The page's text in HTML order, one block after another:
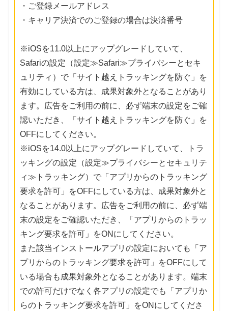
・ご登録メールアドレス
・キャリア決済でのご登録の場合は決済番号
※iOSを11.0以上にアップグレードしていて、
Safariの設定（設定≫Safari≫プライバシーとセキ
ュリティ）で「サイト越えトラッキングを防ぐ」を
有効にしている方は、成果対象外となることがあり
ます。広告をご利用の前に、必ず端末の設定をご確
認いただき、「サイト越えトラッキングを防ぐ」を
OFFにしてください。
※iOSを14.0以上にアップグレードしていて、トラ
ッキングの設定（設定≫プライバシーとセキュリテ
ィ≫トラッキング）で「アプリからのトラッキング
要求を許可」をOFFにしている方は、成果対象外と
なることがあります。広告をご利用の前に、必ず端
末の設定をご確認いただき、「アプリからのトラッ
キング要求を許可」をONにしてください。
また該当インストールアプリの設定においても「ア
プリからのトラッキング要求を許可」をOFFにして
いる場合も成果対象外となることがあります。端末
での許可だけでなく各アプリの設定でも「アプリか
らのトラッキング要求を許可」をONにしてくださ